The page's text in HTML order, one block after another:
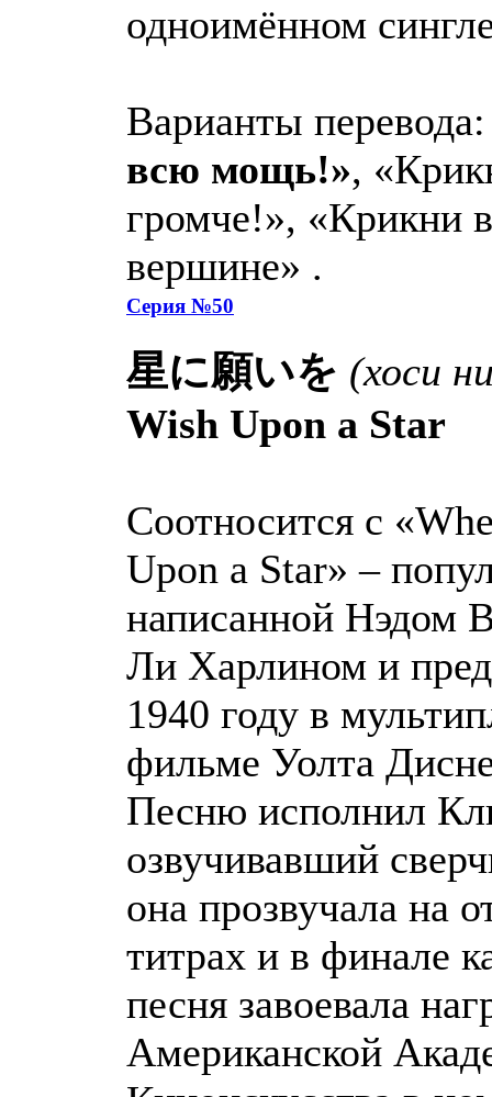
одноимённом
Варианты
всю мощь!»,
громче!», «Крикни
вершине» .
Серия №50
星に願いを (хоси
Wish Upon a Star
Соотносится с
Upon a Star» –
написанной Нэдом
Ли Харлином и
1940 году в
фильме Уолта
Песню исполнил
озвучивавший
она прозвучала на
титрах и в финале
песня завоевала
Американской